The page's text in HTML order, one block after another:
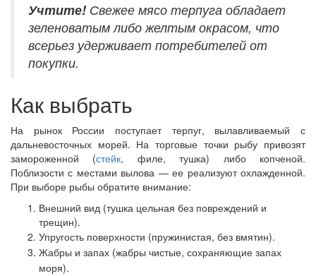
Учтите!Свежее мясо терпуга обладает
зеленоватым либо желтым окрасом, что
всерьез удерживает потребителей от
покупки.
Как выбрать
На рынок России поступает терпуг, вылавливаемый с
дальневосточных морей. На торговые точки рыбу привозят
замороженной (стейк, филе, тушка) либо копченой.
Поблизости с местами вылова — ее реализуют охлажденной.
При выборе рыбы обратите внимание:
Внешний вид (тушка цельная без повреждений и
трещин).
Упругость поверхности (пружинистая, без вмятин).
Жабры и запах (жабры чистые, сохраняющие запах
моря).